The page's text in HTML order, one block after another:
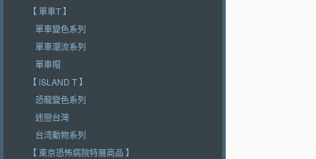
【 單車T 】
單車變色系列
單車潮流系列
單車帽
【 iSLAND T 】
恐龍變色系列
迷戀台灣
台湾動物系列
【 東京恐怖病院特展商品 】